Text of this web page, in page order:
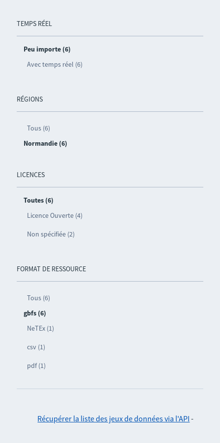
TEMPS RÉEL
Peu importe (6)
Avec temps réel (6)
RÉGIONS
Tous (6)
Normandie (6)
LICENCES
Toutes (6)
Licence Ouverte (4)
Non spécifiée (2)
FORMAT DE RESSOURCE
Tous (6)
gbfs (6)
NeTEx (1)
csv (1)
pdf (1)
Récupérer la liste des jeux de données via l'API -